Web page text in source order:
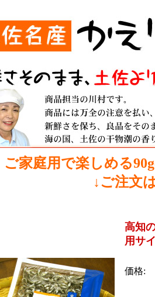
ご家庭用で楽しめる
↓ご注文
高知
用サ
価格: